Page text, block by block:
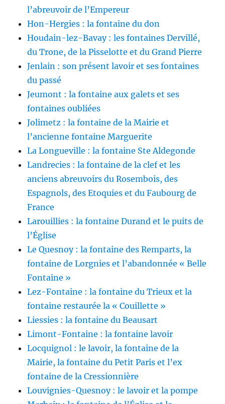
l’abreuvoir de l’Empereur
Hon-Hergies : la fontaine du don
Houdain-lez-Bavay : les fontaines Dervillé,
du Trone, de la Pisselotte et du Grand Pierre
Jenlain : son présent lavoir et ses fontaines
du passé
Jeumont : la fontaine aux galets et ses
fontaines oubliées
Jolimetz : la fontaine de la Mairie et
l’ancienne fontaine Marguerite
La Longueville : la fontaine Ste Aldegonde
Landrecies : la fontaine de la clef et les
anciens abreuvoirs du Rosembois, des
Espagnols, des Etoquies et du Faubourg de
France
Larouillies : la fontaine Durand et le puits de
l’Église
Le Quesnoy : la fontaine des Remparts, la
fontaine de Lorgnies et l’abandonnée « Belle
Fontaine »
Lez-Fontaine : la fontaine du Trieux et la
fontaine restaurée la « Couillette »
Liessies : la fontaine du Beausart
Limont-Fontaine : la fontaine lavoir
Locquignol : le lavoir, la fontaine de la
Mairie, la fontaine du Petit Paris et l’ex
fontaine de la Cressionnière
Louvignies-Quesnoy : le lavoir et la pompe